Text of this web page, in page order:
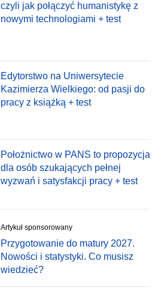
czyli jak połączyć humanistykę z
nowymi technologiami + test
Edytorstwo na Uniwersytecie
Kazimierza Wielkiego: od pasji do
pracy z książką + test
Położnictwo w PANS to propozycja
dla osób szukających pełnej
wyzwań i satysfakcji pracy + test
Artykuł sponsorowany
Przygotowanie do matury 2027.
Nowości i statystyki. Co musisz
wiedzieć?